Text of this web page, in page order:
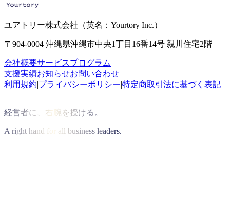
ユアトリー株式会社 （英名：Yourtory Inc.）
〒904-0004 沖縄県沖縄市中央1丁目16番14号 親川住宅2階
会社概要サービスプログラム
支援実績お知らせお問い合わせ
利用規約|プライバシーポリシー|特定商取引法に基づく表記
経営者に、右腕を授ける。
A right hand for all business leaders.